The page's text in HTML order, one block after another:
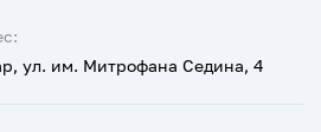
ул. им. Митрофана Седина, 4